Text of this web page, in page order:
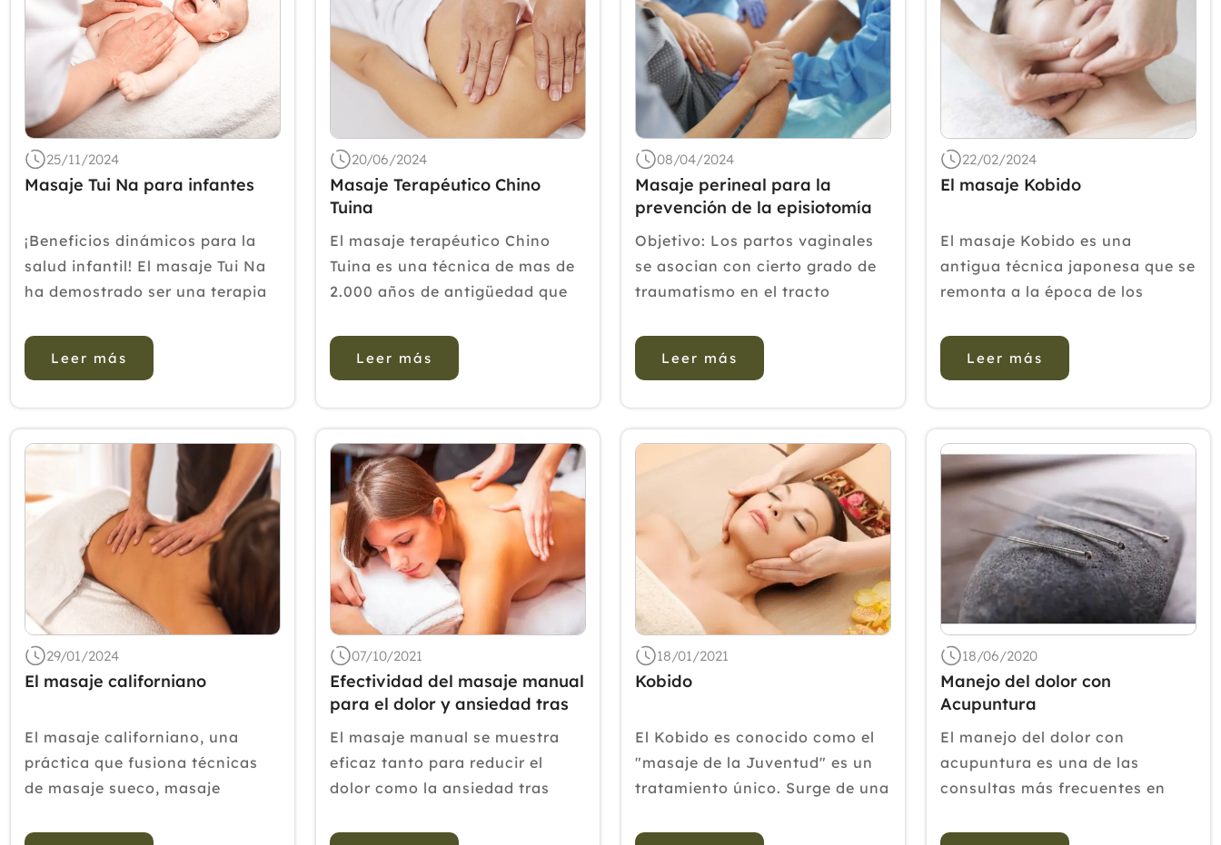
2012
25/11/2024
Masaje Tui Na para infantes
¡Beneficios dinámicos para la
salud infantil! El masaje Tui Na
ha demostrado ser una terapia
salud y el bienestar en personas
de todas las edades. Si bien es
enfocaremos prevención...
Leer más
20/06/2024
Masaje Terapéutico Chino
Tuina
El masaje terapéutico Chino
Tuina es una técnica de mas de
2.000 años de antigüedad que
Tradicional China, busca
restablecer y equilibrar el flujo
sistema músculo
esquel&eacut...
Leer más
08/04/2024
Masaje perineal para la
prevención de la episiotomía
durante el parto
Objetivo: Los partos vaginales
se asocian con cierto grado de
traumatismo en el tracto
morbilidad a corto y largo plazo.
La conciencia de la morbilidad
aplicación de diferentes
intervenciones durante la ...
Leer más
22/02/2024
El masaje Kobido
El masaje Kobido es una
antigua técnica japonesa que se
remonta a la época de los
XV en Kioto, Japón, siendo
creado por una mujer llamada
propor...
Leer más
29/01/2024
El masaje californiano
El masaje californiano, una
práctica que fusiona técnicas
de masaje sueco, masaje
tiene sus raíces en la década de
07/10/2021
Efectividad del masaje manual
para el dolor y ansiedad tras
cirugía cardiaca
El masaje manual se muestra
eficaz tanto para reducir el
dolor como la ansiedad tras
Evaluar la efectividad del
18/01/2021
Kobido
El Kobido es conocido como el
"masaje de la Juventud" es un
tratamiento único. Surge de una
sistema de la terapia de masaje
18/06/2020
Manejo del dolor con
Acupuntura
El manejo del dolor con
acupuntura es una de las
consultas más frecuentes en
la acupuntura en casos de dolor